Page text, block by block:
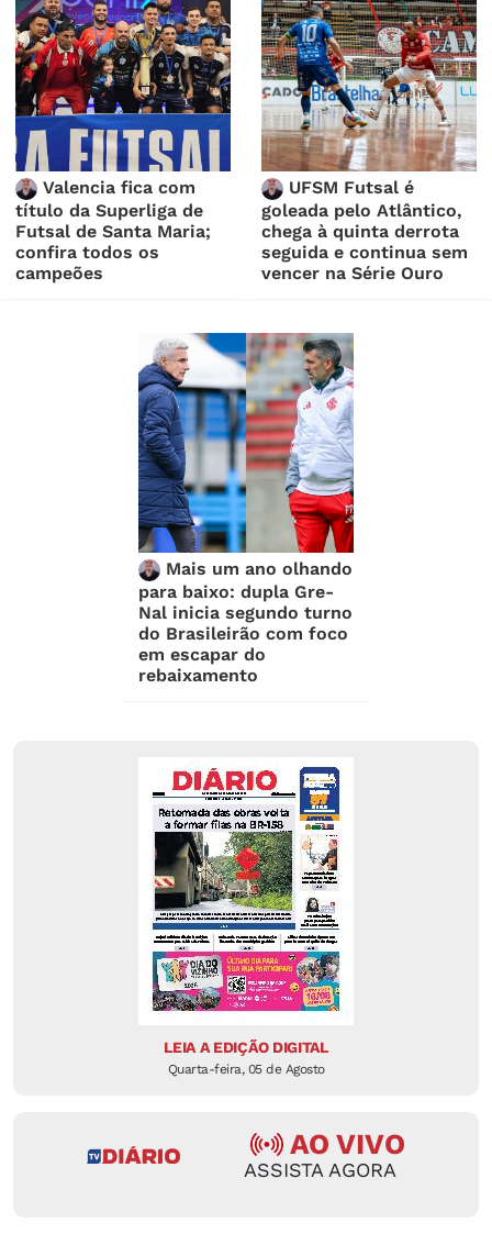
Valencia fica com
título da Superliga de
Futsal de Santa Maria;
confira todos os
campeões
UFSM Futsal é
goleada pelo Atlântico,
chega à quinta derrota
seguida e continua sem
vencer na Série Ouro
Mais um ano olhando
para baixo: dupla Gre-
Nal inicia segundo turno
do Brasileirão com foco
em escapar do
rebaixamento
LEIA A EDIÇÃO DIGITAL
Quarta-feira, 05 de Agosto
AO VIVO
ASSISTA AGORA